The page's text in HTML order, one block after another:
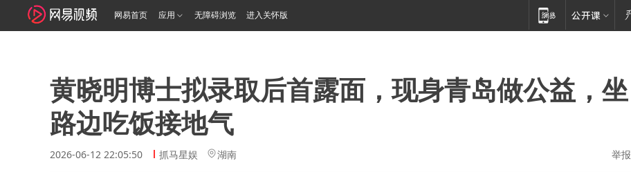
网易首页 应用 无障碍浏览 进入关怀版
黄晓明博士拟录取后首露面，现身青岛做公益，坐
路边吃饭接地气
2026-06-12 22:05:50 抓马星娱 湖南 举报